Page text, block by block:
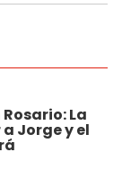
La
Jorge y el